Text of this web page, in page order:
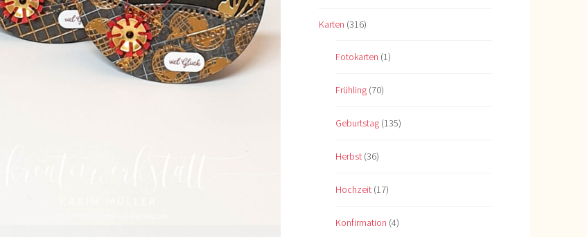
Karten (316)
Fotokarten (1)
Frühling (70)
Geburtstag (135)
Herbst (36)
Hochzeit (17)
Konfirmation (4)